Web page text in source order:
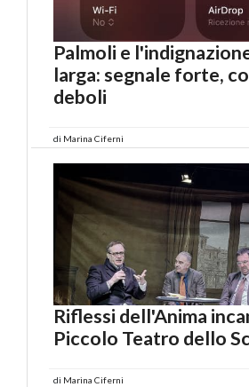
Palmoli e
larga: segnale forte,
deboli
di Marina Ciferni
Riflessi dell'Anima
Piccolo Teatro dello
di Marina Ciferni